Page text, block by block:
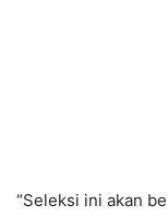
“Seleksi ini akan